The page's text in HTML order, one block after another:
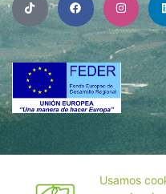
Usamos